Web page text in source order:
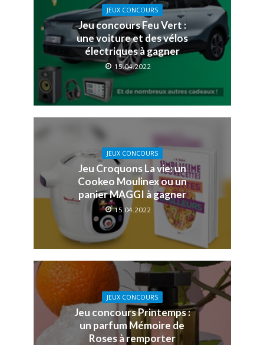
JEUX CONCOURS
Jeu concours Feu Vert :
une voiture et des vélos
électriques à gagner
15.04.2022
JEUX CONCOURS
Jeu Croquons La vie: un
Cookeo Moulinex ou un
panier MAGGI à gagner
15.04.2022
JEUX CONCOURS
Jeu concours Printemps :
un parfum Mémoire de
Roses à remporter